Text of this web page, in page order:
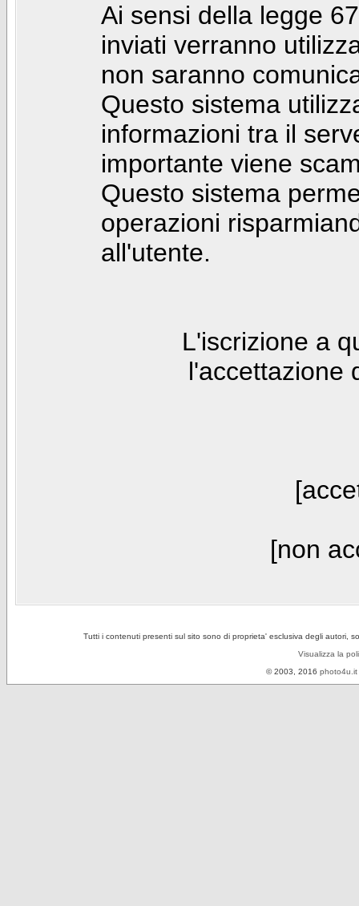
Ai sensi della legge
inviati verranno
non saranno
Questo sistema
informazioni tra il
importante viene
Questo sistema
operazioni
all'utente.
L'iscrizione a
l'accettazione
[non
Tutti i contenuti presenti sul sito sono di proprieta' esclusiva degli autori,
Visualizza la
© 2003, 2016 photo4u.it